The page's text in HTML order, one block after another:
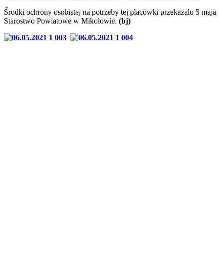
Środki ochrony osobistej na potrzeby tej placówki przekazało 5 maja
Starostwo Powiatowe w Mikołowie. (bj)